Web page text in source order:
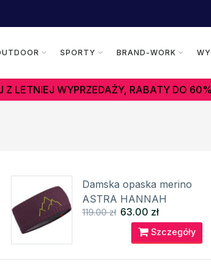
SPORTY BRAND-WORK
Z LETNIEJ WYPRZEDAŻY, RABATY DO
Damska opaska merino
ASTRA HANNAH
119.00 zł 63.00 zł
Szczegóły